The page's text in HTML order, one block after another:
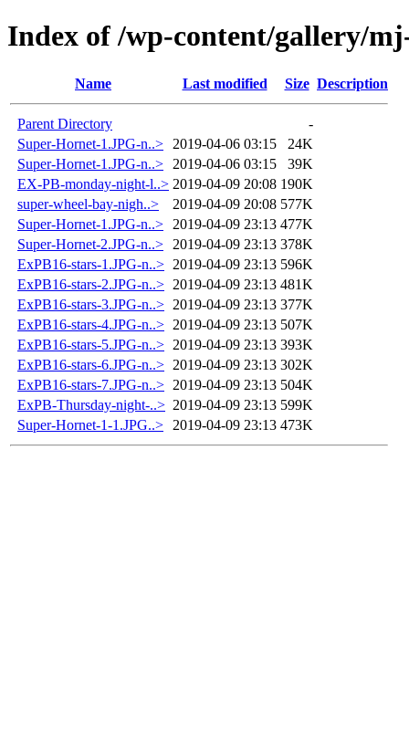
Index of /wp-content/gallery/
Name Last modified Size Description
Parent Directory
-
Super-Hornet-1.JPG-n..>
2019-04-06 03:15
24K
Super-Hornet-1.JPG-n..>
2019-04-06 03:15
39K
EX-PB-monday-night-l..> 2019-04-09 20:08 190K
super-wheel-bay-nigh..>
2019-04-09 20:08 577K
Super-Hornet-1.JPG-n..>
2019-04-09 23:13 477K
Super-Hornet-2.JPG-n..>
2019-04-09 23:13 378K
ExPB16-stars-1.JPG-n..> 2019-04-09 23:13 596K
ExPB16-stars-2.JPG-n..> 2019-04-09 23:13 481K
ExPB16-stars-3.JPG-n..> 2019-04-09 23:13 377K
ExPB16-stars-4.JPG-n..> 2019-04-09 23:13 507K
ExPB16-stars-5.JPG-n..> 2019-04-09 23:13 393K
ExPB16-stars-6.JPG-n..> 2019-04-09 23:13 302K
ExPB16-stars-7.JPG-n..> 2019-04-09 23:13 504K
ExPB-Thursday-night-..> 2019-04-09 23:13 599K
Super-Hornet-1-1.JPG..>
2019-04-09 23:13 473K